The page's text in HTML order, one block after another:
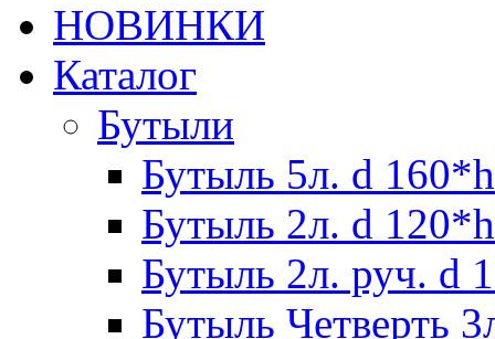
НОВИНКИ
Каталог
Бутыли
Бутыль 5л. d
Бутыль 2л. d
Бутыль 2л. руч. d
Бутыль Четверть